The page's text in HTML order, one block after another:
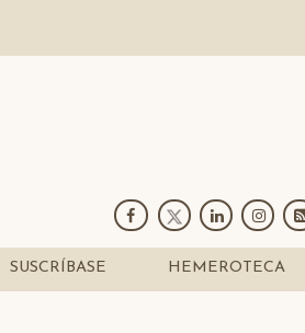
SUSCRÍBASE HEMEROTECA